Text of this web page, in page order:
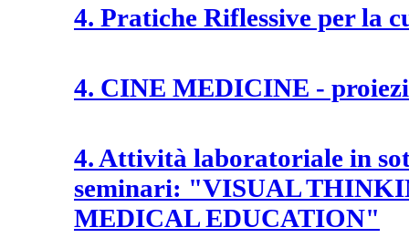
4. Pratiche Riflessive per la
4. CINE MEDICINE -
4. Attività laboratoriale in
seminari: "VISUAL
MEDICAL EDUCATION"